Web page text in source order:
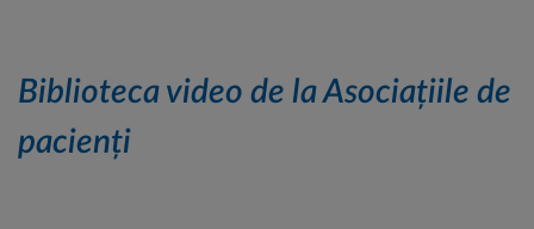
Biblioteca video de la Asociațiile de
pacienți